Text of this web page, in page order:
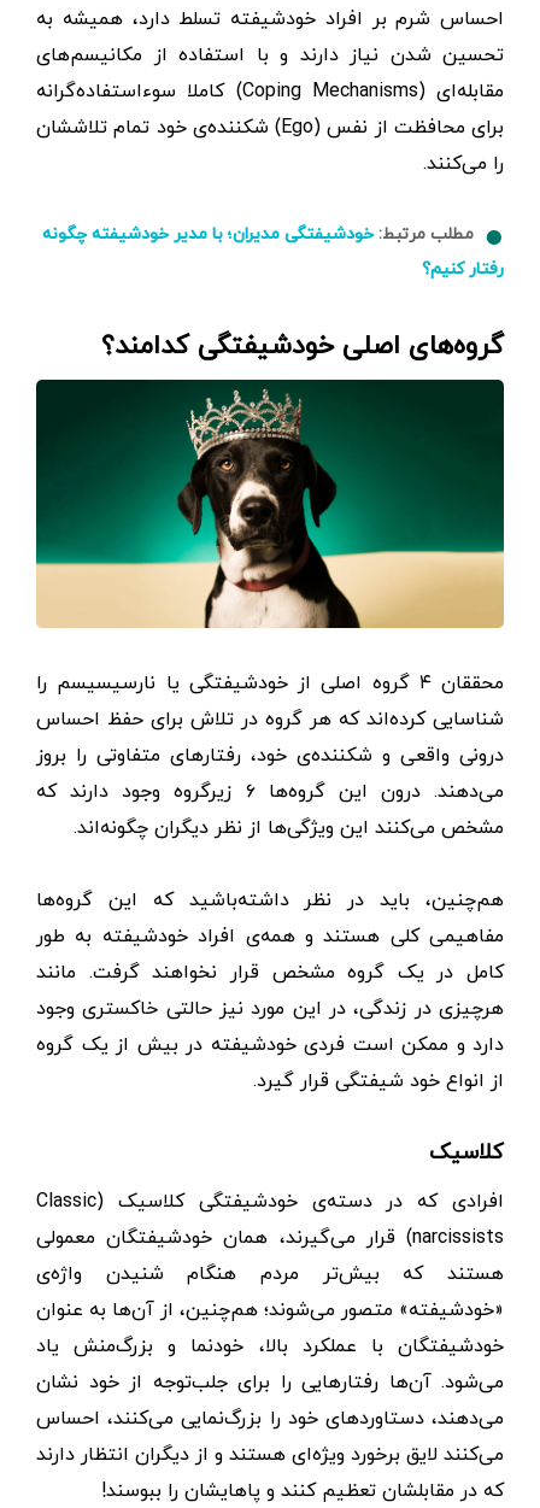
احساس شرم بر افراد خودشیفته تسلط دارد، همیشه به
تحسین شدن نیاز دارند و با استفاده از مکانیسم‌های
مقابله‌ای (Coping Mechanisms) کاملا سوءاستفاده‌گرانه
برای محافظت از نفس (Ego) شکننده‌ی خود تمام تلاششان
را می‌کنند.
مطلب مرتبط:خودشیفتگی مدیران؛ با مدیر خودشیفته چگونه
رفتار کنیم؟
گروه‌های اصلی خودشیفتگی کدامند؟
محققان ۴ گروه اصلی از خودشیفتگی یا نارسیسیسم را
شناسایی کرده‌اند که هر گروه در تلاش برای حفظ احساس
درونی واقعی و شکننده‌ی خود، رفتارهای متفاوتی را بروز
می‌دهند. درون این گروه‌ها ۶ زیرگروه وجود دارند که
مشخص می‌کنند این ویژگی‌ها از نظر دیگران چگونه‌اند.
هم‌چنین، باید در نظر داشته‌باشید که این گروه‌ها
مفاهیمی کلی هستند و همه‌ی افراد خودشیفته به طور
کامل در یک گروه مشخص قرار نخواهند گرفت. مانند
هرچیزی در زندگی، در این مورد نیز حالتی خاکستری وجود
دارد و ممکن است فردی خودشیفته در بیش از یک گروه
از انواع خود شیفتگی قرار گیرد.
کلاسیک
افرادی که در دسته‌ی خودشیفتگی کلاسیک (Classic
narcissists) قرار می‌گیرند، همان خودشیفتگان معمولی
هستند که بیش‌تر مردم هنگام شنیدن واژه‌ی
«خودشیفته» متصور می‌شوند؛ هم‌چنین، از آن‌ها به عنوان
خودشیفتگان با عملکرد بالا، خودنما و بزرگ‌منش یاد
می‌شود. آن‌ها رفتارهایی را برای جلب‌توجه از خود نشان
می‌دهند، دستاوردهای خود را بزرگ‌نمایی می‌کنند، احساس
می‌کنند لایق برخورد ویژه‌ای هستند و از دیگران انتظار دارند
که در مقابلشان تعظیم کنند و پاهایشان را ببوسند!